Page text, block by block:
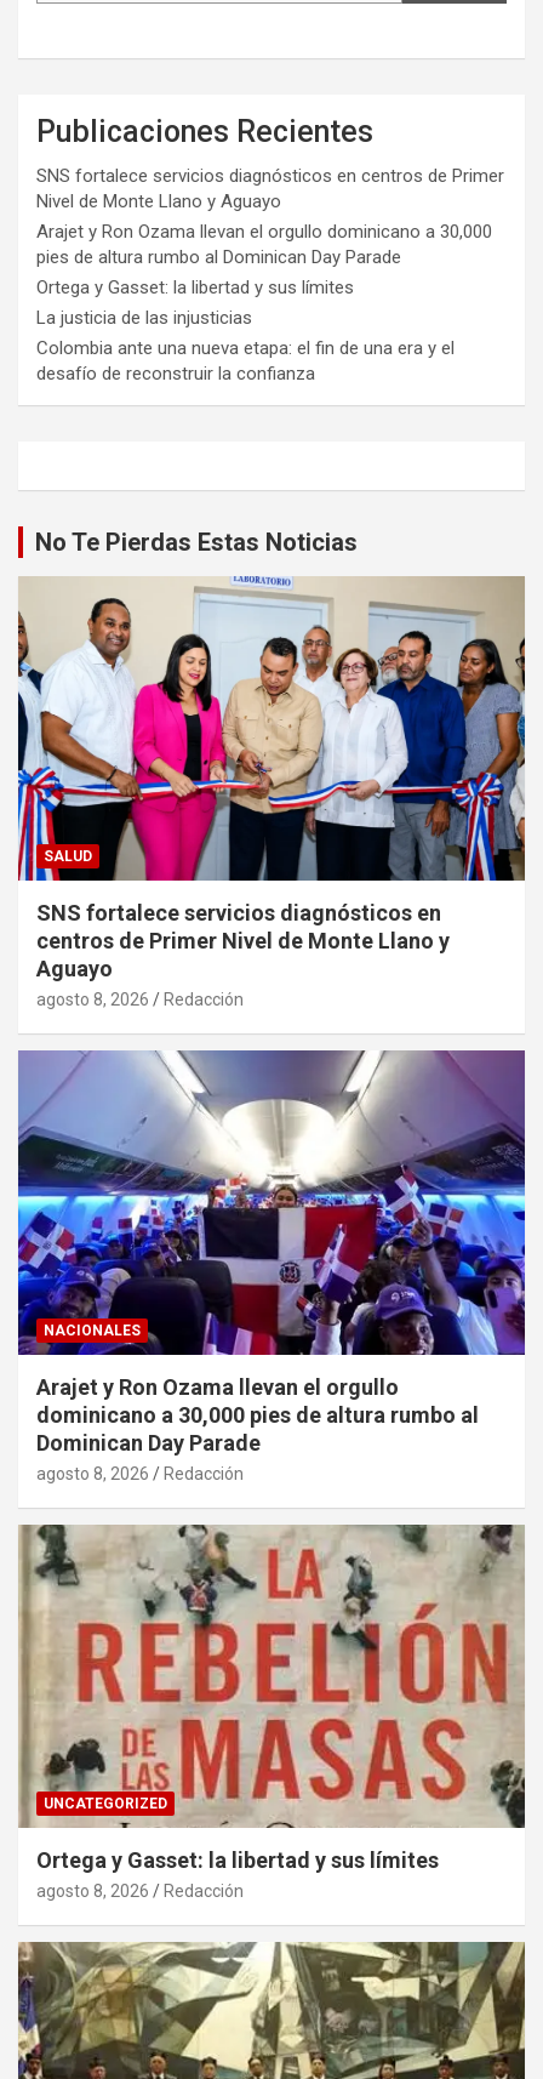
Publicaciones Recientes
SNS fortalece servicios diagnósticos en centros de Primer
Nivel de Monte Llano y Aguayo
Arajet y Ron Ozama llevan el orgullo dominicano a 30,000
pies de altura rumbo al Dominican Day Parade
Ortega y Gasset: la libertad y sus límites
La justicia de las injusticias
Colombia ante una nueva etapa: el fin de una era y el
desafío de reconstruir la confianza
No Te Pierdas Estas Noticias
SALUD
SNS fortalece servicios diagnósticos en
centros de Primer Nivel de Monte Llano y
Aguayo
agosto 8, 2026 Redacción
NACIONALES
Arajet y Ron Ozama llevan el orgullo
dominicano a 30,000 pies de altura rumbo al
Dominican Day Parade
agosto 8, 2026 Redacción
UNCATEGORIZED
Ortega y Gasset: la libertad y sus límites
agosto 8, 2026 Redacción